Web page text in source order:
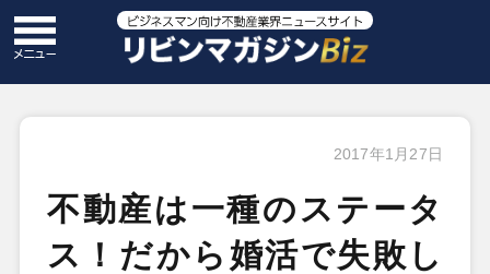
2017年1月27日
不動産は一種のステータ
ス！だから婚活で失敗し